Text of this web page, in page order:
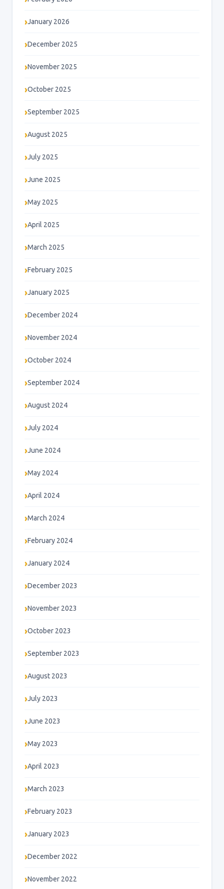
January 2026
December 2025
November 2025
October 2025
September 2025
August 2025
July 2025
June 2025
May 2025
April 2025
March 2025
February 2025
January 2025
December 2024
November 2024
October 2024
September 2024
August 2024
July 2024
June 2024
May 2024
April 2024
March 2024
February 2024
January 2024
December 2023
November 2023
October 2023
September 2023
August 2023
July 2023
June 2023
May 2023
April 2023
March 2023
February 2023
January 2023
December 2022
November 2022